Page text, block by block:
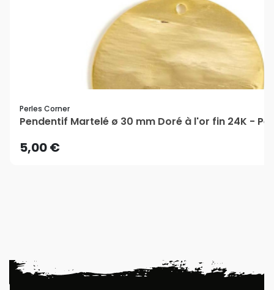
Perles Corner
Pendentif Martelé ø 30 mm Doré à l'or fin 24K -
5,00 €